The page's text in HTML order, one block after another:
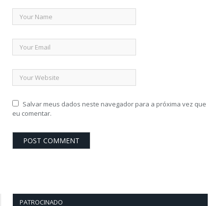
Salvar meus dados neste navegador para a próxima vez que
eu comentar.
PATROCINADO